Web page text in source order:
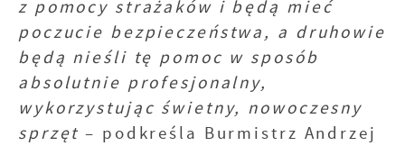
z pomocy strażaków i będą mieć
poczucie bezpieczeństwa, a druhowie
będą nieśli tę pomoc w sposób
absolutnie profesjonalny,
wykorzystując świetny, nowoczesny
sprzęt – podkreśla Burmistrz Andrzej